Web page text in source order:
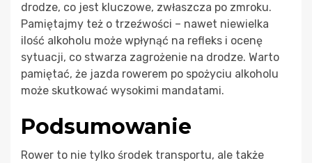
drodze, co jest kluczowe, zwłaszcza po zmroku.
Pamiętajmy też o trzeźwości – nawet niewielka
ilość alkoholu może wpłynąć na refleks i ocenę
sytuacji, co stwarza zagrożenie na drodze. Warto
pamiętać, że jazda rowerem po spożyciu alkoholu
może skutkować wysokimi mandatami.
Podsumowanie
Rower to nie tylko środek transportu, ale także